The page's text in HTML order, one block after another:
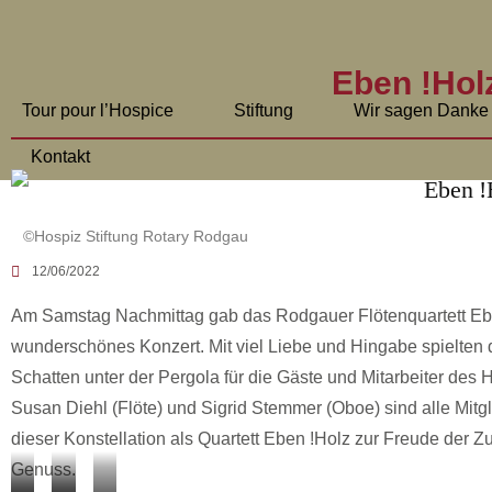
Tour pour l’Hospice Stiftung Wir sagen Danke
Kontakt
Eben
©Hospiz Stiftung Rotary Rodgau
12/06/2022
Am Samstag Nachmittag gab das Rodgauer Flötenquartett
wunderschönes Konzert. Mit viel Liebe und Hingabe
Schatten unter der Pergola für die Gäste und Mitarbeiter des
Susan Diehl (Flöte) und Sigrid Stemmer (Oboe) sind alle
dieser Konstellation als Quartett Eben !Holz zur Freude der
Genuss.